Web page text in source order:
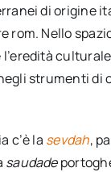
di origine
rom. Nello
strumenti di
c’è la sevdah,
saudade